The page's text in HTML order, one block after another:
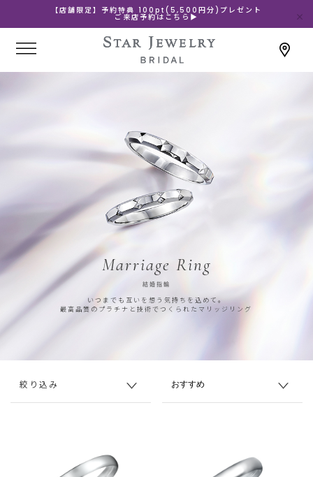
【店舗限定】予約特典 100pt(5,500円分)プレゼント
ご来店予約はこちら▶
Marriage Ring
結婚指輪
いつまでも互いを想う気持ちを込めて。
最高品質のプラチナと技術でつくられたマリッジリング
絞り込み